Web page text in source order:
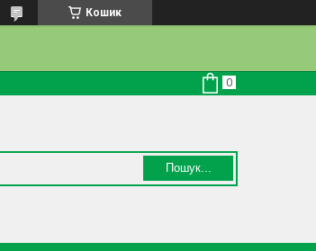
Кошик
Пошук...